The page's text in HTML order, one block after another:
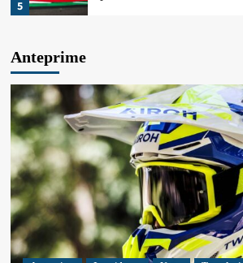
5
Anteprime